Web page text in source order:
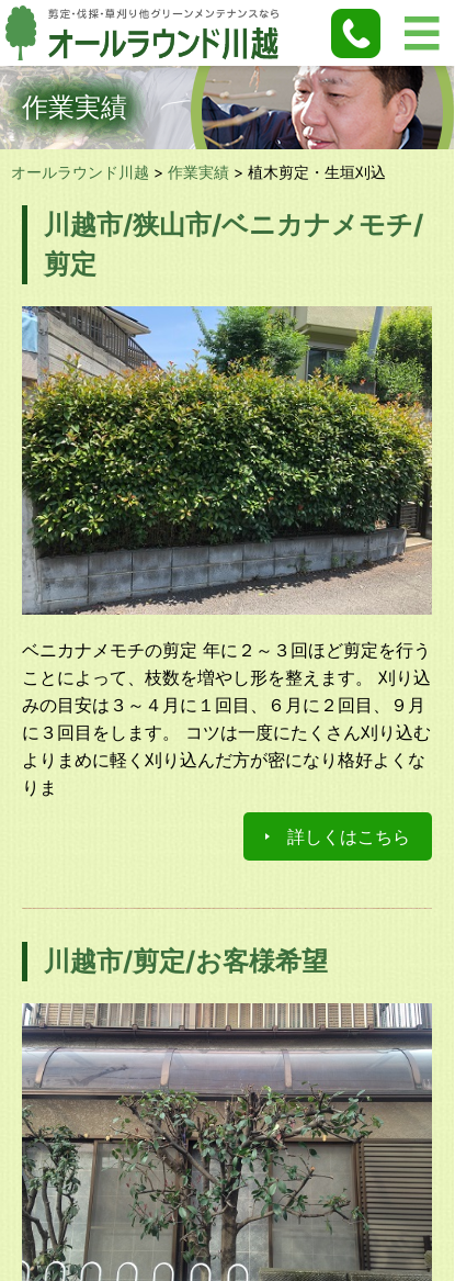
作業実績
オールラウンド川越 > 作業実績 > 植木剪定・生垣刈込
川越市/狭山市/ベニカナメモチ/
剪定
ベニカナメモチの剪定 年に２～３回ほど剪定を行う
ことによって、枝数を増やし形を整えます。 刈り込
みの目安は３～４月に１回目、６月に２回目、９月
に３回目をします。 コツは一度にたくさん刈り込む
よりまめに軽く刈り込んだ方が密になり格好よくな
りま
詳しくはこちら
川越市/剪定/お客様希望